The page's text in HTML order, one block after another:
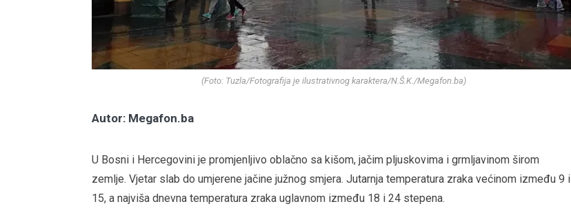
(Foto: Tuzla/Fotografija je ilustrativnog karaktera/N.Š.K./Megafon.ba)
Autor: Megafon.ba
U Bosni i Hercegovini je promjenljivo oblačno sa kišom, jačim pljuskovima i grmljavinom širom
zemlje. Vjetar slab do umjerene jačine južnog smjera. Jutarnja temperatura zraka većinom između 9 i
15, a najviša dnevna temperatura zraka uglavnom između 18 i 24 stepena.